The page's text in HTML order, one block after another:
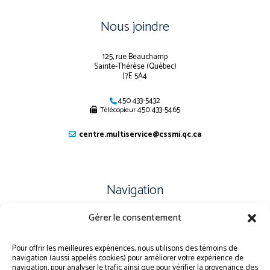
Gérer le consentement
Pour offrir les meilleures expériences, nous utilisons des témoins de
navigation (aussi appelés cookies) pour améliorer votre expérience de
Nous joindre
125, rue Beauchamp
Sainte-Thérèse (Québec)
J7E 5A4
450 433-5432
Télécopieur450 433-5465
centre.multiservice@cssmi.qc.ca
Navigation
PLAN DU SITE
PORTAIL ÉLÈVE
PLAINTE – SERVICE À L’ÉLÈVE